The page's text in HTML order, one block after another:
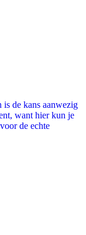
de kans aanwezig
want hier kun je
de echte